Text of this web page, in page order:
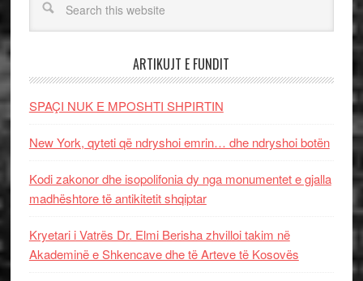
ARTIKUJT E FUNDIT
SPAÇI NUK E MPOSHTI SHPIRTIN
New York, qyteti që ndryshoi emrin… dhe ndryshoi botën
Kodi zakonor dhe isopolifonia dy nga monumentet e gjalla
madhështore të antikitetit shqiptar
Kryetari i Vatrës Dr. Elmi Berisha zhvilloi takim në
Akademinë e Shkencave dhe të Arteve të Kosovës